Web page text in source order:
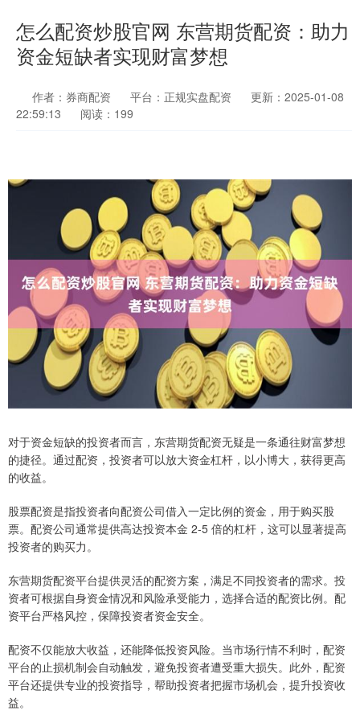
怎么配资炒股官网 东营期货配资：助力
资金短缺者实现财富梦想
作者：券商配资 平台：正规实盘配资
更新：2025-01-08
22:59:13
阅读：199
对于资金短缺的投资者而言，东营期货配资无疑是一条通往财富梦想
的捷径。通过配资，投资者可以放大资金杠杆，以小博大，获得更高
的收益。
股票配资是指投资者向配资公司借入一定比例的资金，用于购买股
票。配资公司通常提供高达投资本金 2-5 倍的杠杆，这可以显著提高
投资者的购买力。
东营期货配资平台提供灵活的配资方案，满足不同投资者的需求。投
资者可根据自身资金情况和风险承受能力，选择合适的配资比例。配
资平台严格风控，保障投资者资金安全。
配资不仅能放大收益，还能降低投资风险。当市场行情不利时，配资
平台的止损机制会自动触发，避免投资者遭受重大损失。此外，配资
平台还提供专业的投资指导，帮助投资者把握市场机会，提升投资收
益。